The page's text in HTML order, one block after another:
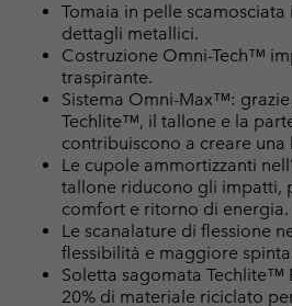
Tomaia in pelle
dettagli metallici.
Costruzione Omni-Tech™
traspirante.
Sistema Omni-Max™: grazie
Techlite™, il tallone e la
contribuiscono a creare una
Le cupole ammortizzanti
tallone riducono gli impatti,
comfort e ritorno di energia.
Le scanalature di flessione
flessibilità e maggiore
Soletta sagomata Techlite™
20% di materiale riciclato